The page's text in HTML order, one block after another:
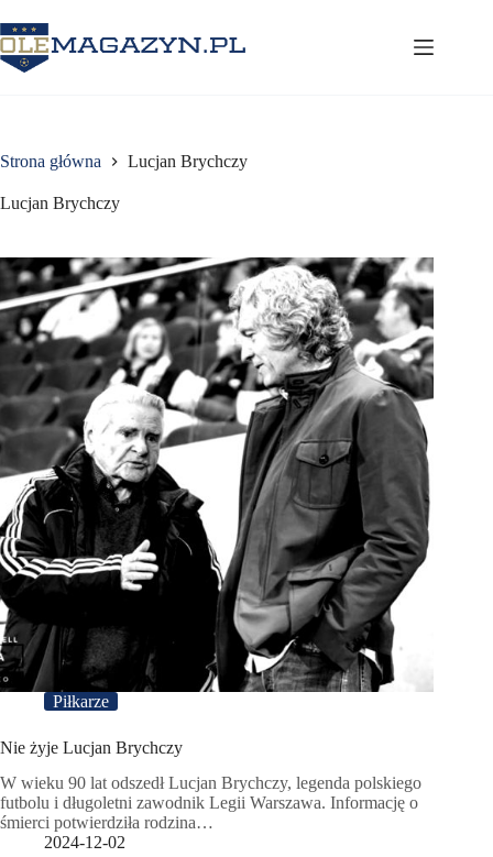
do
treści
Strona główna Lucjan Brychczy
Lucjan Brychczy
Piłkarze
Nie żyje Lucjan Brychczy
W wieku 90 lat odszedł Lucjan Brychczy, legenda polskiego
futbolu i długoletni zawodnik Legii Warszawa. Informację o
śmierci potwierdziła rodzina…
2024-12-02